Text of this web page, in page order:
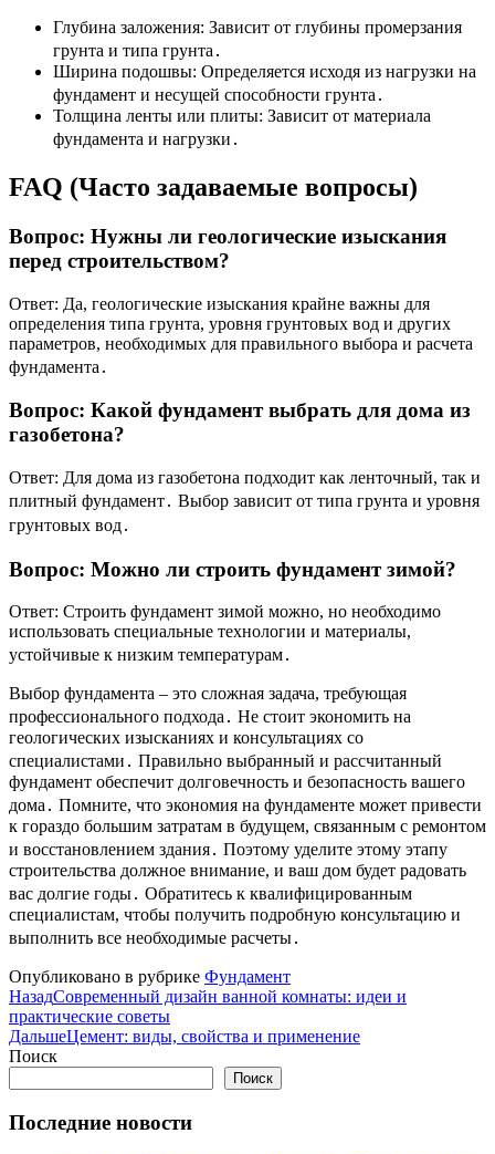
Глубина заложения: Зависит от глубины промерзания
грунта и типа грунта․
Ширина подошвы: Определяется исходя из нагрузки на
фундамент и несущей способности грунта․
Толщина ленты или плиты: Зависит от материала
фундамента и нагрузки․
FAQ (Часто задаваемые вопросы)
Вопрос: Нужны ли геологические изыскания
перед строительством?
Ответ: Да, геологические изыскания крайне важны для
определения типа грунта, уровня грунтовых вод и других
параметров, необходимых для правильного выбора и расчета
фундамента․
Вопрос: Какой фундамент выбрать для дома из
газобетона?
Ответ: Для дома из газобетона подходит как ленточный, так и
плитный фундамент․ Выбор зависит от типа грунта и уровня
грунтовых вод․
Вопрос: Можно ли строить фундамент зимой?
Ответ: Строить фундамент зимой можно, но необходимо
использовать специальные технологии и материалы,
устойчивые к низким температурам․
Выбор фундамента – это сложная задача, требующая
профессионального подхода․ Не стоит экономить на
геологических изысканиях и консультациях со
специалистами․ Правильно выбранный и рассчитанный
фундамент обеспечит долговечность и безопасность вашего
дома․ Помните, что экономия на фундаменте может привести
к гораздо большим затратам в будущем, связанным с ремонтом
и восстановлением здания․ Поэтому уделите этому этапу
строительства должное внимание, и ваш дом будет радовать
вас долгие годы․ Обратитесь к квалифицированным
специалистам, чтобы получить подробную консультацию и
выполнить все необходимые расчеты․
Опубликовано в рубрике Фундамент
НазадСовременный дизайн ванной комнаты: идеи и
практические советы
ДальшеЦемент: виды, свойства и применение
Поиск
Поиск
Последние новости